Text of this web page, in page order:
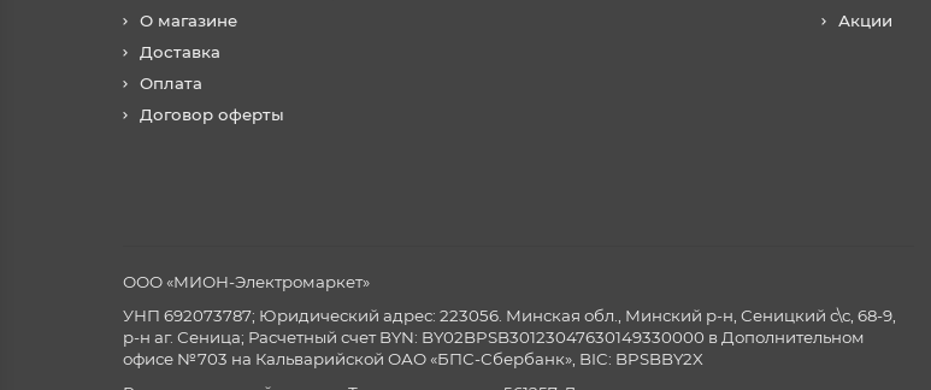
О магазине
Доставка
Оплата
Договор оферты
Акции
ООО «МИОН-Электромаркет»
УНП 692073787; Юридический адрес: 223056. Минская обл., Минский р-н, Сеницкий с\с, 68-9,
р-н аг. Сеница; Расчетный счет BYN: BY02BPSB30123047630149330000 в Дополнительном
офисе №703 на Кальварийской ОАО «БПС-Сбербанк», BIC: BPSBBY2X